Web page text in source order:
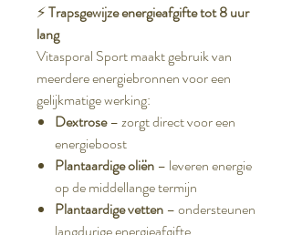
⚡Trapsgewijze energieafgifte tot 8 uur
lang
Vitasporal Sport maakt gebruik van
meerdere energiebronnen voor een
gelijkmatige werking:
Dextrose– zorgt direct voor een
energieboost
Plantaardige oliën – leveren energie
op de middellange termijn
Plantaardige vetten – ondersteunen
langdurige energieafgifte